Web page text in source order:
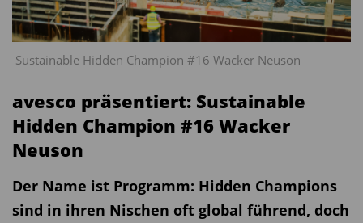
Sustainable Hidden Champion #16 Wacker Neuson
avesco präsentiert: Sustainable
Hidden Champion #16 Wacker
Neuson
Der Name ist Programm: Hidden Champions
sind in ihren Nischen oft global führend, doch